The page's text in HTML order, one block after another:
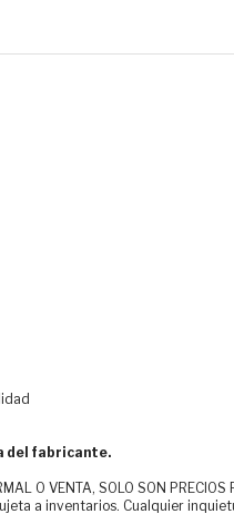
del fabricante.
O VENTA, SOLO SON
a inventarios. Cualquier